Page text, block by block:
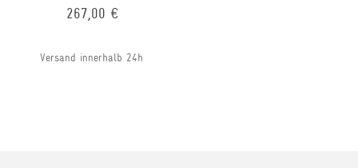
267,00 €
Versand innerhalb 24h